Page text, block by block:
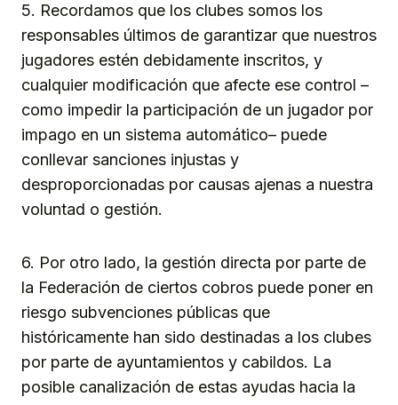
5. Recordamos que los clubes somos los
responsables últimos de garantizar que nuestros
jugadores estén debidamente inscritos, y
cualquier modificación que afecte ese control –
como impedir la participación de un jugador por
impago en un sistema automático– puede
conllevar sanciones injustas y
desproporcionadas por causas ajenas a nuestra
voluntad o gestión.
6. Por otro lado, la gestión directa por parte de
la Federación de ciertos cobros puede poner en
riesgo subvenciones públicas que
históricamente han sido destinadas a los clubes
por parte de ayuntamientos y cabildos. La
posible canalización de estas ayudas hacia la